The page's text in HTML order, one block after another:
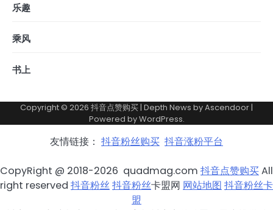
乐趣
乘风
书上
Copyright © 2026 抖音点赞购买| Depth News byAscendoor|
Powered byWordPress.
友情链接： 抖音粉丝购买 抖音涨粉平台
CopyRight @ 2018-2026 quadmag.com 抖音点赞购买All
right reserved 抖音粉丝抖音粉丝卡盟网 网站地图 抖音粉丝卡
盟